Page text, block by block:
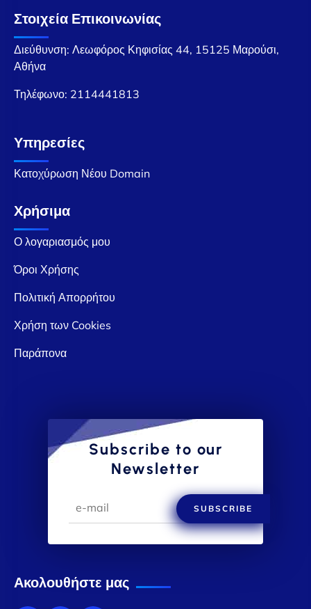
Στοιχεία Επικοινωνίας
Διεύθυνση: Λεωφόρος Κηφισίας 44, 15125 Μαρούσι,
Αθήνα
Τηλέφωνο: 2114441813
Υπηρεσίες
Κατοχύρωση Νέου Domain
Χρήσιμα
Ο λογαριασμός μου
Όροι Χρήσης
Πολιτική Απορρήτου
Χρήση των Cookies
Παράπονα
Subscribe to our
Newsletter
SUBSCRIBE
Ακολουθήστε μας